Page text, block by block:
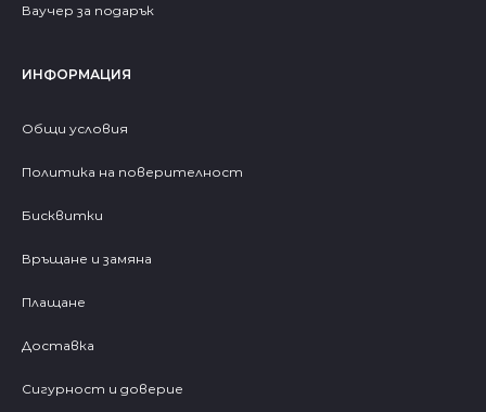
Ваучер за подарък
ИНФОРМАЦИЯ
Общи условия
Политика на поверителност
Бисквитки
Връщане и замяна
Плащане
Доставка
Сигурност и доверие